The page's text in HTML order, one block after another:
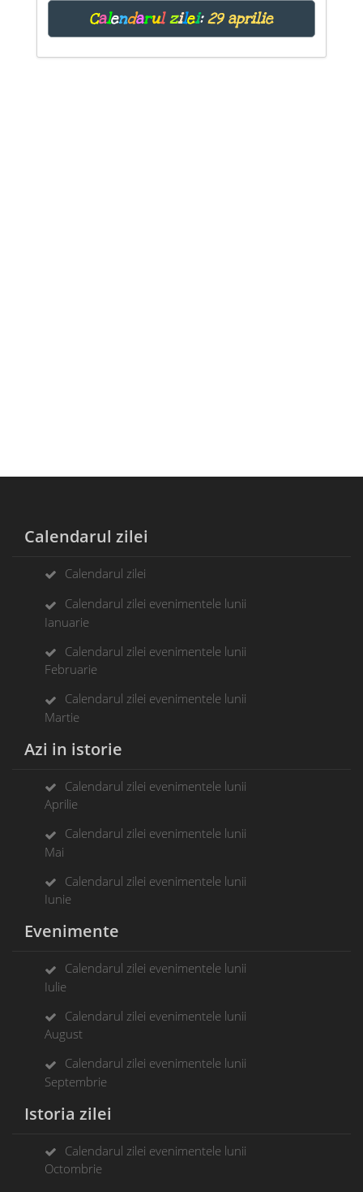
Calendarul zilei: 29 aprilie
Calendarul zilei
Calendarul zilei
Calendarul zilei evenimentele lunii
Ianuarie
Calendarul zilei evenimentele lunii
Februarie
Calendarul zilei evenimentele lunii
Martie
Azi in istorie
Calendarul zilei evenimentele lunii
Aprilie
Calendarul zilei evenimentele lunii
Mai
Calendarul zilei evenimentele lunii
Iunie
Evenimente
Calendarul zilei evenimentele lunii
Iulie
Calendarul zilei evenimentele lunii
August
Calendarul zilei evenimentele lunii
Septembrie
Istoria zilei
Calendarul zilei evenimentele lunii
Octombrie